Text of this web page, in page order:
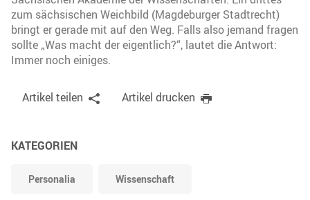
zum sächsischen Weichbild (Magdeburger Stadtrecht)
bringt er gerade mit auf den Weg. Falls also jemand fragen
sollte „Was macht der eigentlich?“, lautet die Antwort:
Immer noch einiges.
Artikel teilen Artikel drucken
KATEGORIEN
Personalia Wissenschaft